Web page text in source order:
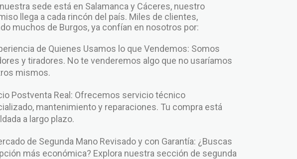
sede está en Salamanca y Cáceres, nuestro
llega a cada rincón del país. Miles de clientes,
muchos de Burgos, ya confían en nosotros por:
de Quienes Usamos lo que Vendemos: Somos
y tiradores. No te venderemos algo que no usaríamos
mismos.
Postventa Real: Ofrecemos servicio técnico
mantenimiento y reparaciones. Tu compra está
a largo plazo.
de Segunda Mano Revisado y con Garantía: ¿Buscas
más económica? Explora nuestra sección de segunda